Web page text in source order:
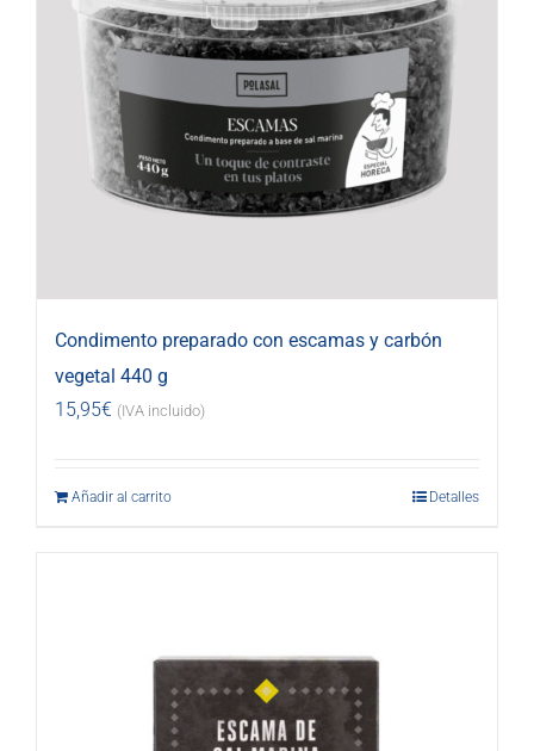
Condimento preparado con escamas y carbón
vegetal 440 g
15,95€ (IVA incluido)
Añadir al carrito Detalles